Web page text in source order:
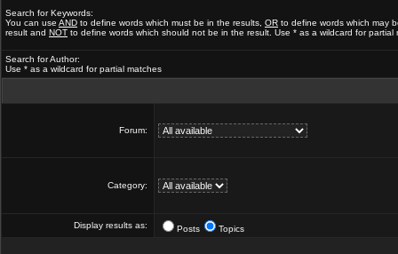
Search for Keywords:
You can use AND to define words which must be in the results, OR to define words which may
result and NOT to define words which should not be in the result. Use * as a wildcard for partial
Search for Author:
Use * as a wildcard for partial matches
Forum:
Category:
Display results as: Posts Topics